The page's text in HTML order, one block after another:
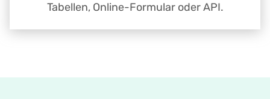
Tabellen, Online-Formular oder API.